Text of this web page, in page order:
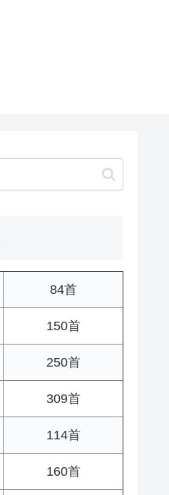
84首
150首
250首
309首
114首
160首